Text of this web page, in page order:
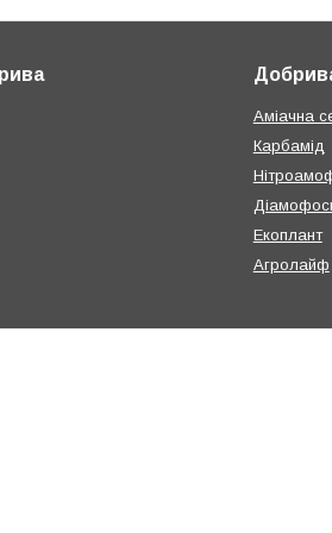
Аміачна
Карбамід
Екоплант
Агролайф